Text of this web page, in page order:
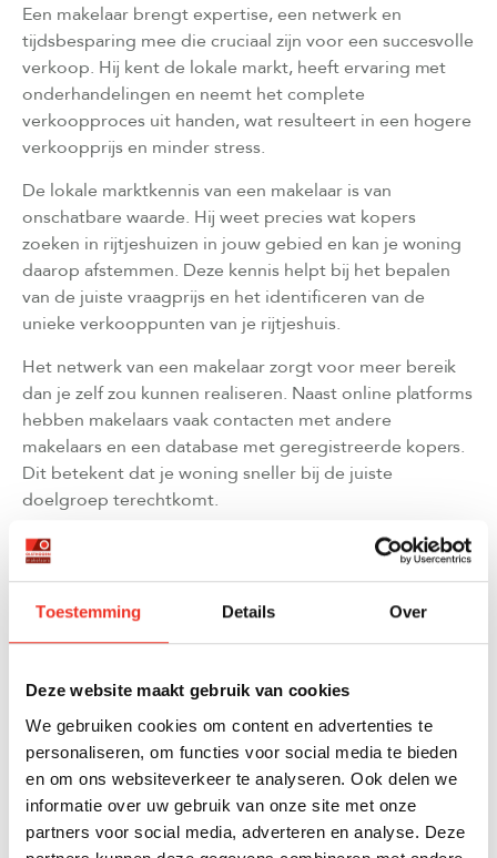
Toestemming Details Over
Deze website maakt gebruik van cookies
We gebruiken cookies om content en advertenties te
personaliseren, om functies voor social media te bieden
en om ons websiteverkeer te analyseren. Ook delen we
informatie over uw gebruik van onze site met onze
partners voor social media, adverteren en analyse. Deze
Een makelaar brengt expertise, een netwerk en
tijdsbesparing mee die cruciaal zijn voor een succesvolle
verkoop. Hij kent de lokale markt, heeft ervaring met
onderhandelingen en neemt het complete
verkoopproces uit handen, wat resulteert in een hogere
verkoopprijs en minder stress.
De lokale marktkennis van een makelaar is van
onschatbare waarde. Hij weet precies wat kopers
zoeken in rijtjeshuizen in jouw gebied en kan je woning
daarop afstemmen. Deze kennis helpt bij het bepalen
van de juiste vraagprijs en het identificeren van de
unieke verkooppunten van je rijtjeshuis.
Het netwerk van een makelaar zorgt voor meer bereik
dan je zelf zou kunnen realiseren. Naast online platforms
hebben makelaars vaak contacten met andere
makelaars en een database met geregistreerde kopers.
Dit betekent dat je woning sneller bij de juiste
doelgroep terechtkomt.
Onderhandelen is een kunst die veel ervaring vereist.
Een professionele makelaar weet hoe hij moet reageren
hoe hij het beste resultaat voor jou kan behalen. Hij blijft
emotioneel afstandelijk en kan daardoor objectieve
HOE LANG DUURT DE VERKOOP VAN EEN
RIJTJESHUIS MET EEN MAKELAAR?
De gemiddelde verkooptijd van een rijtjeshuis met een
makelaar ligt tussen de 6 en 12 weken, afhankelijk van